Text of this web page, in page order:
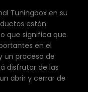
Tuningbox en su
están
que significa que
en el
un proceso de
disfrutar de las
abrir y cerrar de